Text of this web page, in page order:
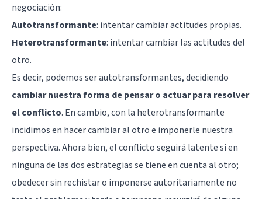
negociación:
Autotransformante: intentar cambiar actitudes propias.
Heterotransformante: intentar cambiar las actitudes del
otro.
Es decir, podemos ser autotransformantes, decidiendo
cambiar nuestra forma de pensar o actuar para resolver
el conflicto. En cambio, con la heterotransformante
incidimos en hacer cambiar al otro e imponerle nuestra
perspectiva. Ahora bien, el conflicto seguirá latente si en
ninguna de las dos estrategias se tiene en cuenta al otro;
obedecer sin rechistar o imponerse autoritariamente no